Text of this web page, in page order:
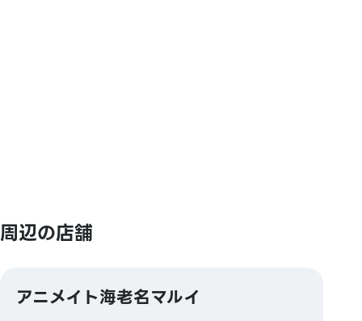
周辺の店舗
アニメイト海老名マルイ